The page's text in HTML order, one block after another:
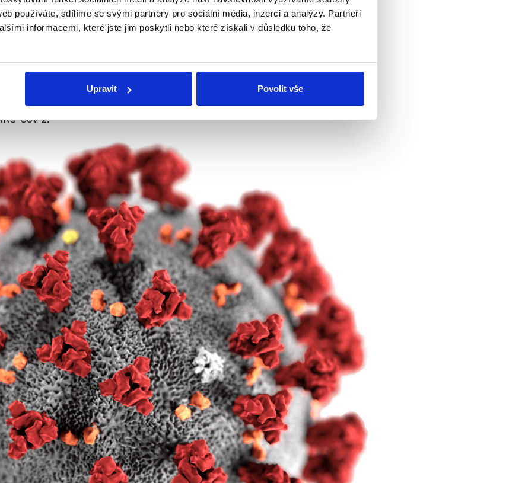
používáte, sdílíme se svými partnery pro sociální média, inzerci a analýzy. Partneři
informacemi, které jste jim poskytli nebo které získali v důsledku toho, že
Upravit Povolit vše
spočívá ve vložení genetické informace ( vektoru) jednoho viru do buněk jiného.
viru vloží vektor toho, na který chceme vytvořit imunitu.
oslabené verze viru nachlazení, který napadá šimpanze, a
(viru, způsobujícího covid-19). Takto upravený virus je pak obsažen ve vakcíně
člověka začnou vytvářet tzv. proteinové výběžky viru SARS-CoV-2, aniž by
těchto výběžků (na ilustraci níže zobrazené oranžově a červeně) jinak
samotná přítomnost v těle vede k imunitníreakcia způsobuje následnou
CoV-2.